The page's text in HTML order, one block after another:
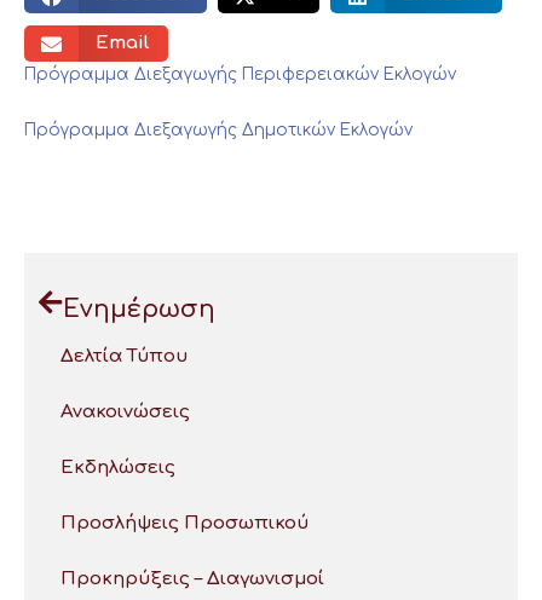
Email
Πρόγραμμα Διεξαγωγής Περιφερειακών Εκλογών
Πρόγραμμα Διεξαγωγής Δημοτικών Εκλογών
Ενημέρωση
Δελτία Τύπου
Ανακοινώσεις
Εκδηλώσεις
Προσλήψεις Προσωπικού
Προκηρύξεις – Διαγωνισμοί